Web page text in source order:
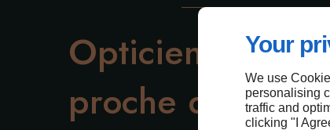
Your
We use
personalising
traffic and
clicking "I
Opticien qualifié
proche